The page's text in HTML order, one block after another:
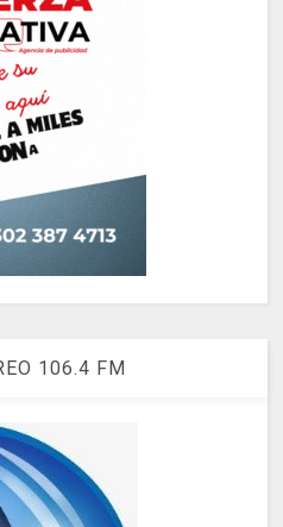
106.4 FM